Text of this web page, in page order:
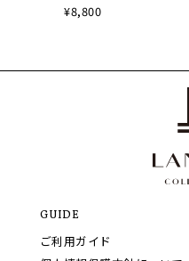
¥8,800
GUIDE
ご利用ガイド